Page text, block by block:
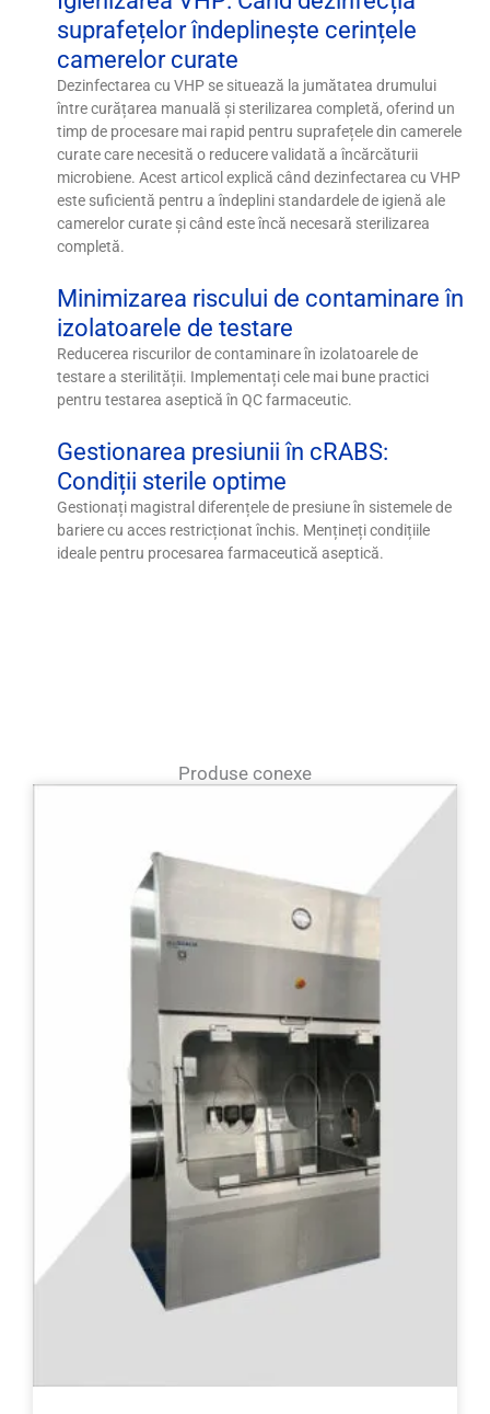
suprafețelor îndeplinește cerințele
camerelor curate
Dezinfectarea cu VHP se situează la jumătatea drumului
între curățarea manuală și sterilizarea completă, oferind un
timp de procesare mai rapid pentru suprafețele din camerele
curate care necesită o reducere validată a încărcăturii
microbiene. Acest articol explică când dezinfectarea cu VHP
este suficientă pentru a îndeplini standardele de igienă ale
camerelor curate și când este încă necesară sterilizarea
completă.
Minimizarea riscului de contaminare în
izolatoarele de testare
Reducerea riscurilor de contaminare în izolatoarele de
testare a sterilității. Implementați cele mai bune practici
pentru testarea aseptică în QC farmaceutic.
Gestionarea presiunii în cRABS:
Condiții sterile optime
Gestionați magistral diferențele de presiune în sistemele de
bariere cu acces restricționat închis. Mențineți condițiile
ideale pentru procesarea farmaceutică aseptică.
Produse conexe